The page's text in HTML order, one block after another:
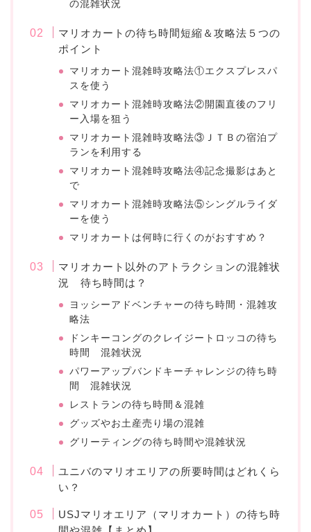
の混雑状況
マリオカートの待ち時間短縮＆攻略法５つの
ポイント
マリオカート混雑時攻略法①エクスプレスパ
スを使う
マリオカート混雑時攻略法②開園直後のフリ
ー入場を狙う
マリオカート混雑時攻略法③ＪＴＢの宿泊プ
ランを利用する
マリオカート混雑時攻略法④記念撮影はあと
で
マリオカート混雑時攻略法⑤シングルライダ
ーを使う
マリオカートは何時に行くのがおすすめ？
マリオカート以外のアトラクションの混雑状
況 待ち時間は？
ヨッシーアドベンチャーの待ち時間・混雑攻
略法
ドンキーコングのクレイジートロッコの待ち
時間 混雑状況
パワーアップバンドキーチャレンジの待ち時
間 混雑状況
レストランの待ち時間＆混雑
グッズやお土産売り場の混雑
グリーティングの待ち時間や混雑状況
ユニバのマリオエリアの所要時間はどれくら
い？
USJマリオエリア（マリオカート）の待ち時